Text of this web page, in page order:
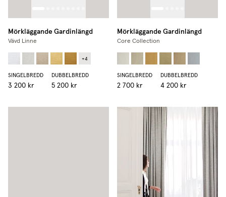
Mörkläggande Gardinlängd
Vävd Linne
+4
SINGELBREDD
3 200 kr
DUBBELBREDD
5 200 kr
Mörkläggande Gardinlängd
Core Collection
SINGELBREDD
2 700 kr
DUBBELBREDD
4 200 kr